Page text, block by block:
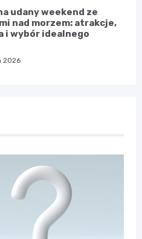
udany weekend ze
nad morzem: atrakcje,
i wybór idealnego
2026